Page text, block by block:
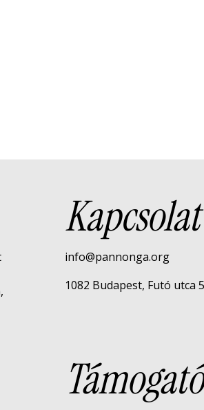
Kapcsolat
info@pannonga.org
1082 Budapest, Futó utca